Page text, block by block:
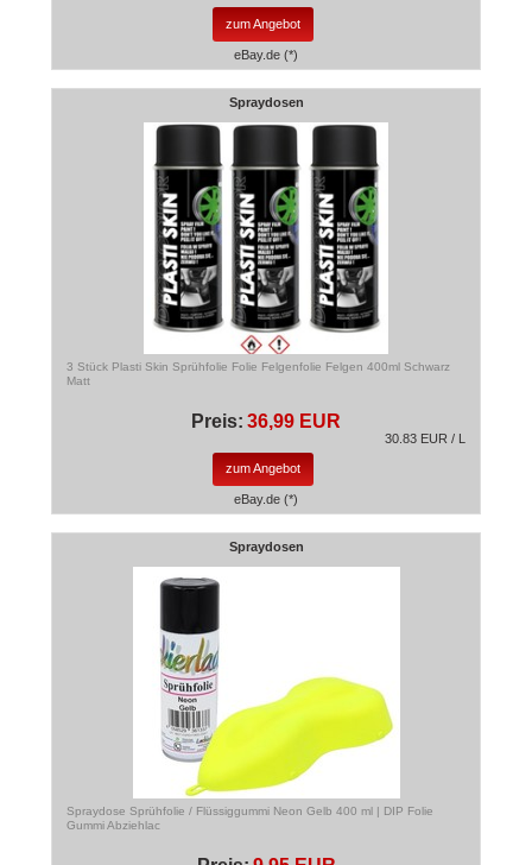
zum Angebot
eBay.de (*)
Spraydosen
3 Stück Plasti Skin Sprühfolie Folie Felgenfolie Felgen 400ml Schwarz
Matt
Preis: 36,99 EUR
30.83 EUR / L
zum Angebot
eBay.de (*)
Spraydosen
Spraydose Sprühfolie / Flüssiggummi Neon Gelb 400 ml | DIP Folie
Gummi Abziehlac